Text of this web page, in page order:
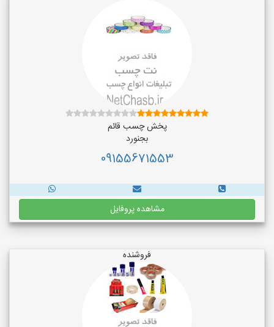
پخش چسب قائم
بجنورد
09155671553
مشاهده پروفایل
فروشنده